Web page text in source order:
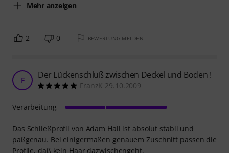
Mehr anzeigen
2 0 BEWERTUNG MELDEN
F Der Lückenschluß zwischen Deckel und Boden !
FranzK 29.10.2009
Das Schließprofil von Adam Hall ist absolut stabil und
paßgenau. Bei einigermaßen genauem Zuschnitt passen die
Profile, daß kein Haar dazwischengeht.
Verarbeitung